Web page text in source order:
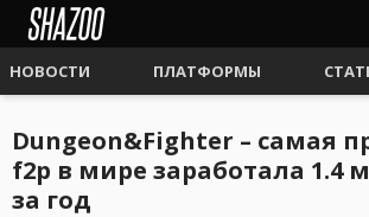
НОВОСТИ ПЛАТФОРМЫ
Dungeon&Fighter – cамая
f2p в мире заработала 1.4
за год